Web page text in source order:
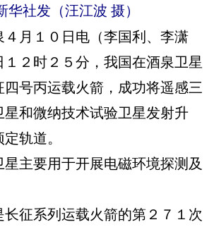
华社发（汪江波 摄）
月１０日电（李国利、李潇
２时２５分，我国在酒泉卫星
号丙运载火箭，成功将遥感三
和微纳技术试验卫星发射升
轨道。
主要用于开展电磁环境探测及
征系列运载火箭的第２７１次